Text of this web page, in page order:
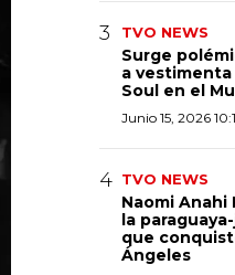
TVO NEWS
Surge
a
Soul en el
Junio 15, 2026
TVO NEWS
Naomi Anahi
la
que
Ángeles